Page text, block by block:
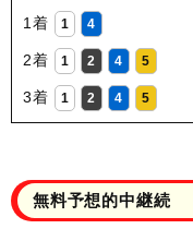
1着
1 4
2着 1 2 4 5
3着 1 2 4 5
無料予想的中継続